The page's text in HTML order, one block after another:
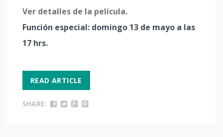
Ver detalles de la película.
Función especial: domingo 13 de mayo a las
17 hrs.
READ ARTICLE
SHARE: